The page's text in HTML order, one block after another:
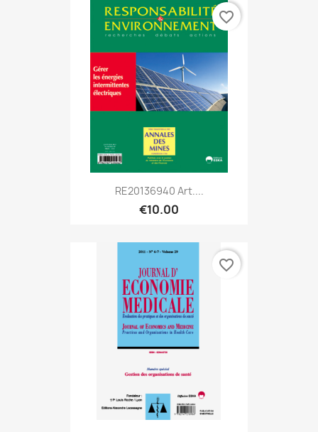
RE20136940 Art....
€10.00
favorite_border
favorite_border